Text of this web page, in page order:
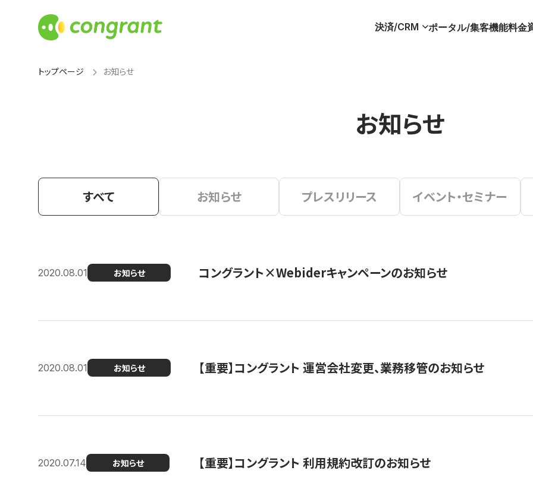
決済/CRM ポータル/集客機能料金
トップページ お知らせ
お知らせ
すべて お知らせ プレスリリース イベント・セミナー
2020.08.01 お知らせ コングラント×Webiderキャンペーンのお知らせ
2020.08.01 お知らせ 【重要】コングラント 運営会社変更、業務移管のお知らせ
2020.07.14 お知らせ 【重要】コングラント 利用規約改訂のお知らせ